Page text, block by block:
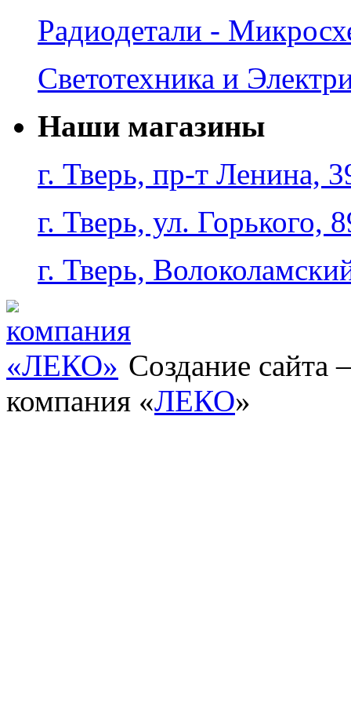
Радиодетали -
Светотехника и
Наши магазины
г. Тверь, пр-т Ленина,
г. Тверь, ул. Горького,
г. Тверь,
Создание сайта
компания «ЛЕКО»